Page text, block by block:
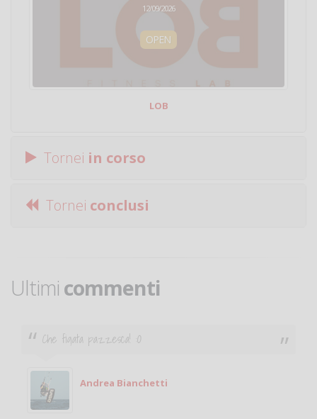
12/09/2026
OPEN
LOB
Tornei in corso
Tornei conclusi
Ultimi commenti
Ciao. Sono a Treviglio da poco e vorrei tornare a
giocare. Se sei in zona e puoi giocare fammi sapere.
Michele